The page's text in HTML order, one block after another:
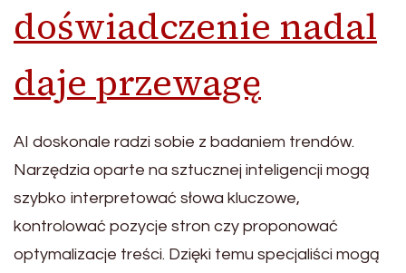
doświadczenie nadal
daje przewagę
AI doskonale radzi sobie z badaniem trendów.
Narzędzia oparte na sztucznej inteligencji mogą
szybko interpretować słowa kluczowe,
kontrolować pozycje stron czy proponować
optymalizacje treści. Dzięki temu specjaliści mogą